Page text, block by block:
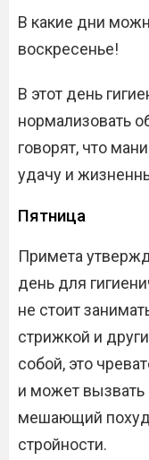
В какие дни
воскресенье!
В этот день
нормализовать
говорят, что
удачу и
Пятница
Примета
день для
не стоит
стрижкой и
собой, это
и может
мешающий
стройности.